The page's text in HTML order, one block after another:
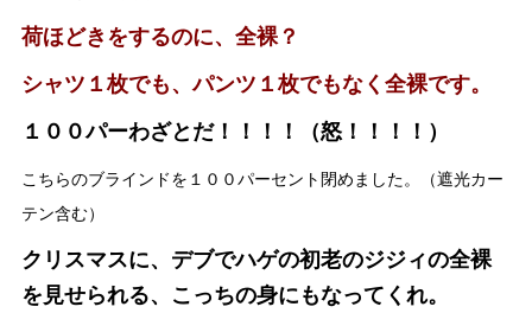
荷ほどきをするのに、全裸？
シャツ１枚でも、パンツ１枚でもなく全裸です。
１００パーわざとだ！！！！（怒！！！！）
こちらのブラインドを１００パーセント閉めました。（遮光カー
テン含む）
クリスマスに、デブでハゲの初老のジジィの全裸
を見せられる、こっちの身にもなってくれ。